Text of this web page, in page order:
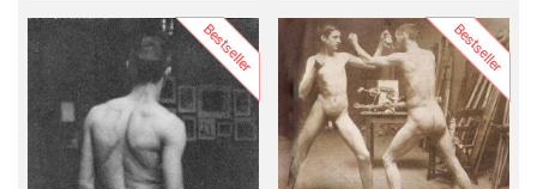
Bestseller Bestseller